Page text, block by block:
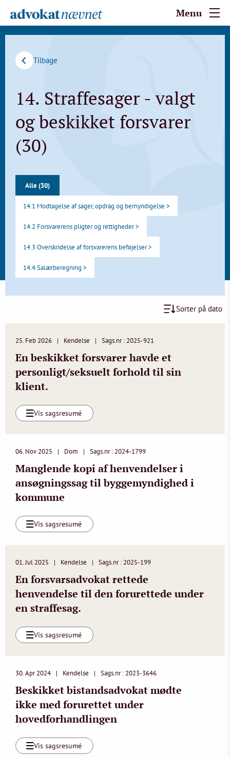
Menu
Tilbage
14. Straffesager - valgt
og beskikket forsvarer
(30)
Alle (30)
14.1 Modtagelse af sager, opdrag og bemyndigelse >
14.2 Forsvarerens pligter og rettigheder >
14.3 Overskridelse af forsvarerens beføjelser >
14.4 Salærberegning >
Sorter på dato
25. Feb 2026 Kendelse Sags.nr : 2025-921
En beskikket forsvarer havde et
personligt/seksuelt forhold til sin
klient.
Vis sagsresumé
06. Nov 2025 Dom Sags.nr : 2024-1799
Manglende kopi af henvendelser i
ansøgningssag til byggemyndighed i
kommune
Vis sagsresumé
01. Jul 2025 Kendelse Sags.nr : 2025-199
En forsvarsadvokat rettede
henvendelse til den forurettede under
en straffesag.
Vis sagsresumé
30. Apr 2024 Kendelse Sags.nr : 2023-3646
Beskikket bistandsadvokat mødte
ikke med forurettet under
hovedforhandlingen
Vis sagsresumé